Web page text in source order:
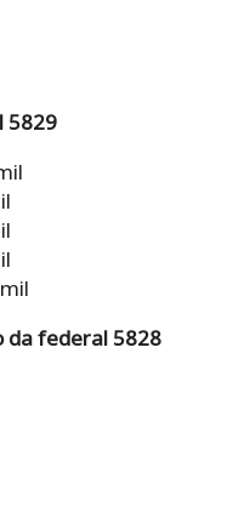
5829
da federal 5828